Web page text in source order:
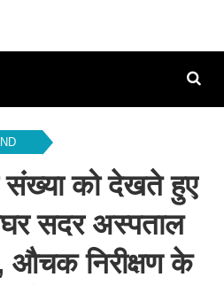
संख्या को देखते हुए
सदर अस्पताल
औचक निरीक्षण के